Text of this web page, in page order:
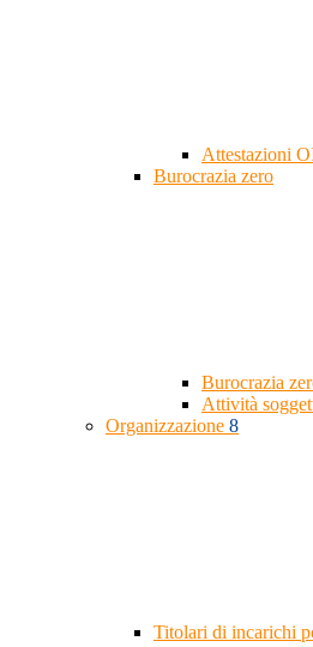
Attestazioni
Burocrazia zero
Burocrazia
Attività
Organizzazione 8
Titolari di incarichi